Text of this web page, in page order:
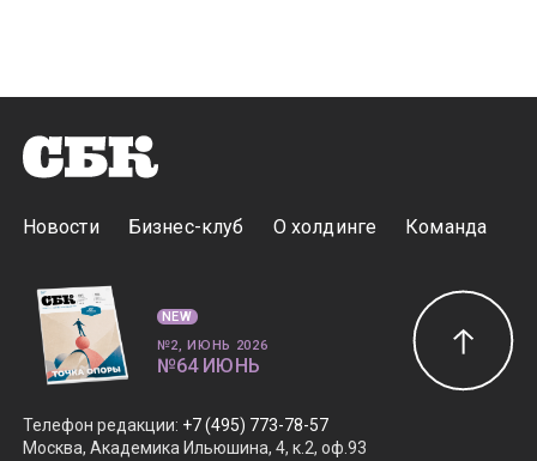
Новости Бизнес-клуб О холдинге Команда
Телефон редакции: +7 (495) 773-78-57
Москва, Академика Ильюшина, 4, к.2, оф.93
NEW
№2, ИЮНЬ 2026
№64 ИЮНЬ